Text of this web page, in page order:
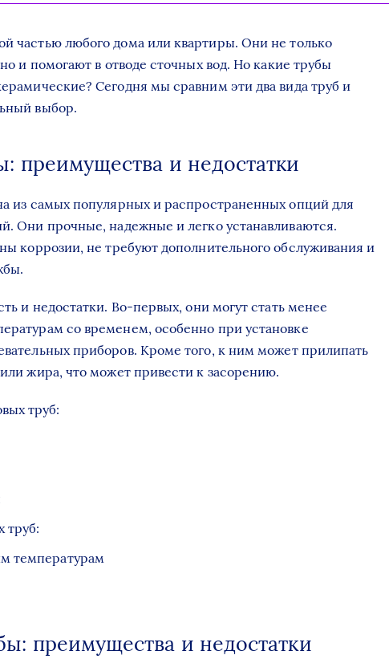
частью любого дома или квартиры. Они не только
и помогают в отводе сточных вод. Но какие трубы
Сегодня мы сравним эти два вида труб и
выбор.
преимущества и недостатки
из самых популярных и распространенных опций для
Они прочные, надежные и легко устанавливаются.
коррозии, не требуют дополнительного обслуживания и
и недостатки. Во-первых, они могут стать менее
со временем, особенно при установке
приборов. Кроме того, к ним может прилипать
жира, что может привести к засорению.
труб:
труб:
температурам
преимущества и недостатки